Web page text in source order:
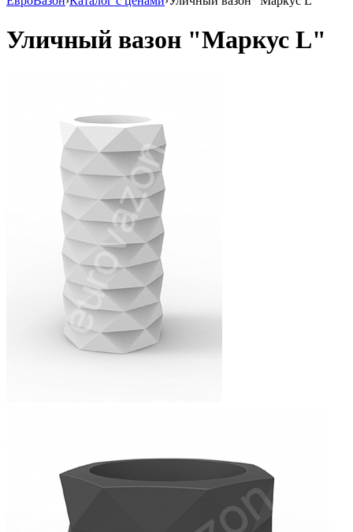
Уличный вазон "Маркус L"